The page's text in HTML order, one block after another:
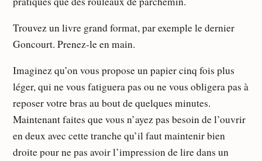
Trouvez un livre grand format, par exemple le dernier
Goncourt. Prenez-le en main.
Imaginez qu’on vous propose un papier cinq fois plus
léger, qui ne vous fatiguera pas ou ne vous obligera pas à
reposer votre bras au bout de quelques minutes.
Maintenant faites que vous n’ayez pas besoin de l’ouvrir
en deux avec cette tranche qu’il faut maintenir bien
droite pour ne pas avoir l’impression de lire dans un